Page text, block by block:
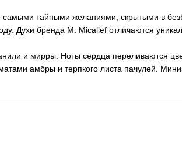
тайными желаниями, скрытыми в
Духи бренда M. Micallef отличаются
и мирры. Ноты сердца переливаются
амбры и терпкого листа пачулей.